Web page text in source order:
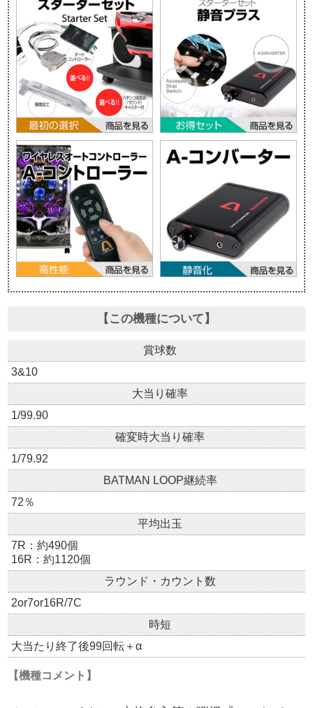
【この機種について】
賞球数
3&10
大当り確率
1/99.90
確変時大当り確率
1/79.92
BATMAN LOOP継続率
72％
平均出玉
7R：約490個
16R：約1120個
ラウンド・カウント数
2or7or16R/7C
時短
大当たり終了後99回転＋α
【機種コメント】